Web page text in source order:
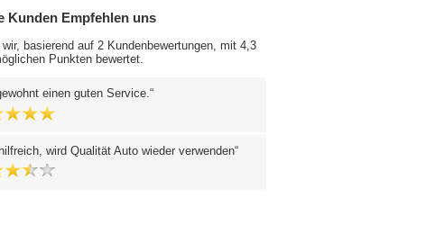
Kunden Empfehlen uns
wir, basierend auf 2 Kundenbewertungen, mit 4,3
Punkten bewertet.
einen guten Service.
wird Qualität Auto wieder verwenden